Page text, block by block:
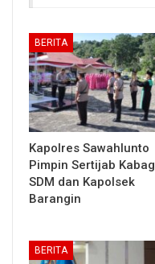
BERITA
Kapolres Sawahlunto
Pimpin Sertijab Kabag
SDM dan Kapolsek
Barangin
BERITA